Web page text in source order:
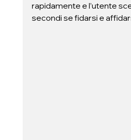
rapidamente e l’utente
secondi se fidarsi e